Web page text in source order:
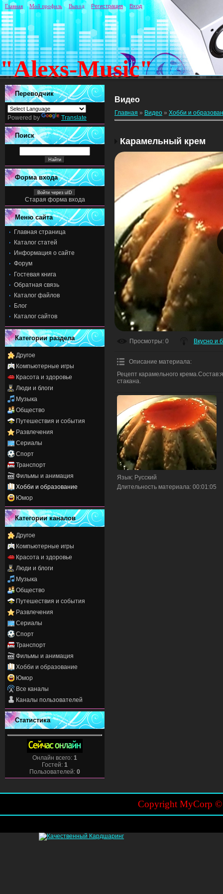
"Alexs-Music"
Главная Мой профиль Выход Регистрация Вход
Переводчик
Powered by Translate
Поиск
Форма входа
Войти через uID
Старая форма входа
Меню сайта
Главная страница
Каталог статей
Информация о сайте
Форум
Гостевая книга
Обратная связь
Каталог файлов
Блог
Каталог сайтов
Категории раздела
Другое
Компьютерные игры
Красота и здоровье
Люди и блоги
Музыка
Общество
Путешествия и события
Развлечения
Сериалы
Спорт
Транспорт
Фильмы и анимация
Хобби и образование
Юмор
Категории каналов
Другое
Компьютерные игры
Красота и здоровье
Люди и блоги
Музыка
Общество
Путешествия и события
Развлечения
Сериалы
Спорт
Транспорт
Фильмы и анимация
Хобби и образование
Юмор
Все каналы
Каналы пользователей
Статистика
Онлайн всего: 1
Гостей: 1
Пользователей: 0
Видео
Главная » Видео » Хобби и
Карамельный крем
Просмотры: 0 Вкусно и
Описание материала:
Рецепт карамельного
стакана.
Язык: Русский
Длительность материала: 00:01:05
Copyright MyCorp